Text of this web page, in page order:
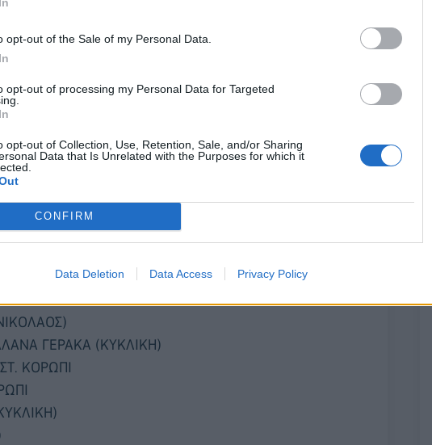
opt-out of the Sale of my Personal Data.
opt-out of processing my Personal Data for Targeted
opt-out of Collection, Use, Retention, Sale, and/or Sharing
Data that Is Unrelated with the Purposes for which it
CONFIRM
Data Deletion Data Access Privacy Policy
(ΚΥΚΛΙΚΗ)
(ΚΥΚΛΙΚΗ)
ΓΕΡΑΚΑ (ΚΥΚΛΙΚΗ)
ΚΟΡΩΠΙ